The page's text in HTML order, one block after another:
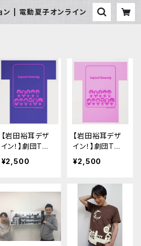
ン | 電動夏子オンライン
【岩田裕耳デザ
イン！】劇団Tシ
ャツ「ロジカルブ
ルー」
¥2,500
【岩田裕耳デザ
イン！】劇団Tシ
ャツ「コメディピ
ンク」
¥2,500